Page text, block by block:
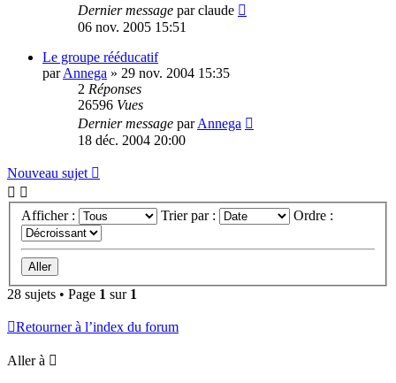
Dernier message parclaude
06 nov. 2005 15:51
Le groupe rééducatif
parAnnega » 29 nov. 2004 15:35
2 Réponses
26596 Vues
Dernier message parAnnega
18 déc. 2004 20:00
Nouveau sujet
Afficher : Trier par : Ordre :
28 sujets • Page 1 sur 1
Retourner à l’index du forum
Aller à